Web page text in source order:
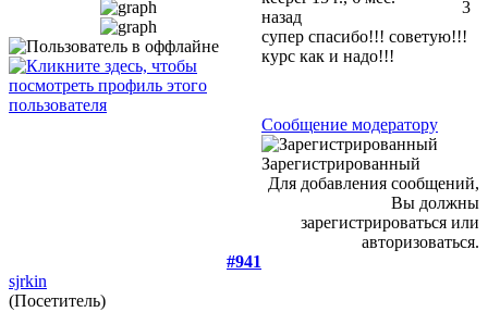
назад
3
супер спасибо!!! советую!!!
курс как и надо!!!
Сообщение модератору
Зарегистрированный
Для добавления сообщений,
Вы должны
зарегистрироваться или
авторизоваться.
#941
sjrkin
(Посетитель)